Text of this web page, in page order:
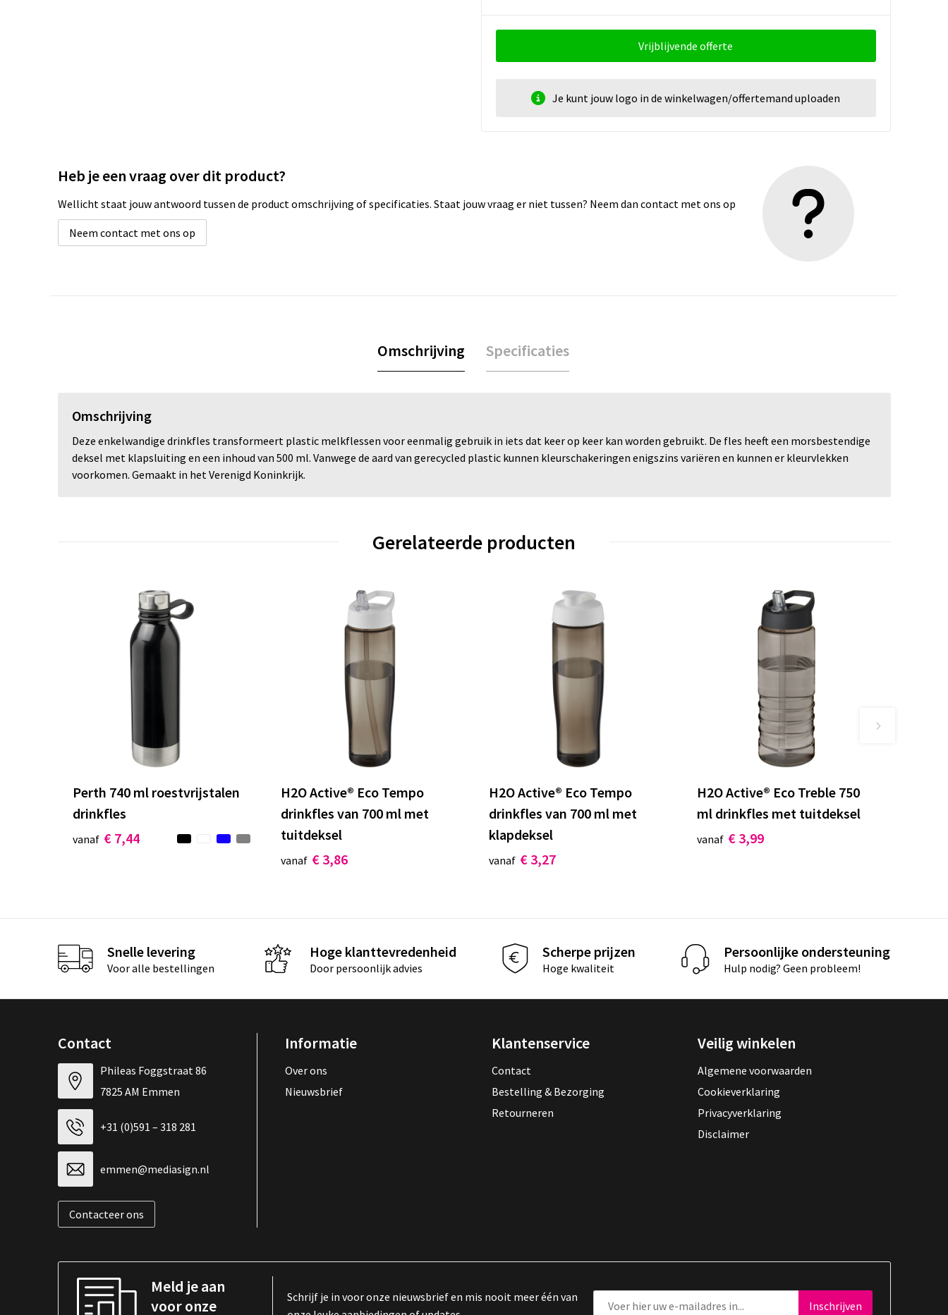
Vrijblijvende offerte
Je kunt jouw logo in de winkelwagen/offertemand uploaden
Heb je een vraag over dit product?
Wellicht staat jouw antwoord tussen de product omschrijving of specificaties. Staat jouw vraag er niet tussen? Neem dan contact met ons op
Neem contact met ons op
Omschrijving Specificaties
Omschrijving
Deze enkelwandige drinkfles transformeert plastic melkflessen voor eenmalig gebruik in iets dat keer op keer kan worden gebruikt. De fles heeft een morsbestendige
deksel met klapsluiting en een inhoud van 500 ml. Vanwege de aard van gerecycled plastic kunnen kleurschakeringen enigszins variëren en kunnen er kleurvlekken
voorkomen. Gemaakt in het Verenigd Koninkrijk.
Gerelateerde producten
Perth 740 ml roestvrijstalen
drinkfles
vanaf € 7,44
H2O Active® Eco Tempo
drinkfles van 700 ml met
tuitdeksel
vanaf € 3,86
H2O Active® Eco Tempo
drinkfles van 700 ml met
klapdeksel
vanaf € 3,27
H2O Active® Eco Treble 750
ml drinkfles met tuitdeksel
vanaf € 3,99
Snelle levering
Voor alle bestellingen
Hoge klanttevredenheid
Door persoonlijk advies
Scherpe prijzen
Hoge kwaliteit
Persoonlijke ondersteuning
Hulp nodig? Geen probleem!
Contact
Phileas Foggstraat 86
7825 AM Emmen
+31 (0)591 – 318 281
emmen@mediasign.nl
Contacteer ons
Informatie
Over ons
Nieuwsbrief
Klantenservice
Contact
Bestelling & Bezorging
Retourneren
Veilig winkelen
Algemene voorwaarden
Cookieverklaring
Privacyverklaring
Disclaimer
Meld je aan
voor onze
Schrijf je in voor onze nieuwsbrief en mis nooit meer één van